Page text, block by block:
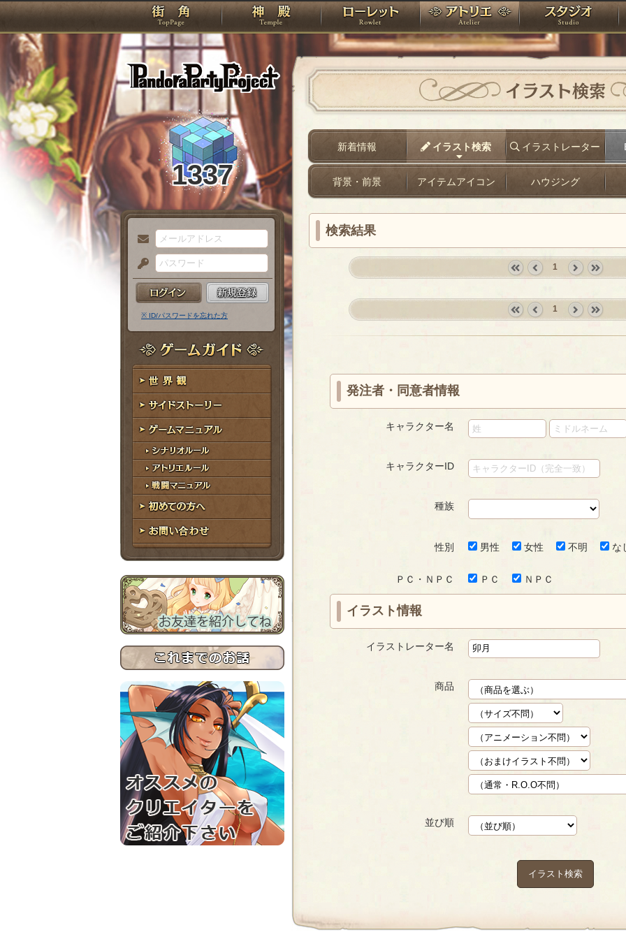
PandoraPartyProject
TOP 神殿 ローレット アトリエ
1337
メ
ー
ル
ア
ド
レ
ス
パ
ス
ー
ド
※ ID/パスワードを忘れた方
ゲームガイド
世界観
サイドストーリー
ゲームマニュアル
シナリオルール
アトリエルール
戦闘マニュアル
初めての方へ
お問い合わせ
イラスト検索
新着情報 イラスト検索 イラストレーター
背景・前景 アイテムアイコン ハウジング
検索結果
first prev
1
›
»
1
発注者・同意者情報
キャラクター名
キャラクターID
種族
性別 男性 女性 不明 な
ＰＣ・ＮＰＣ ＰＣ ＮＰＣ
イラスト情報
イラストレーター名
商品
並び順
イラスト検索